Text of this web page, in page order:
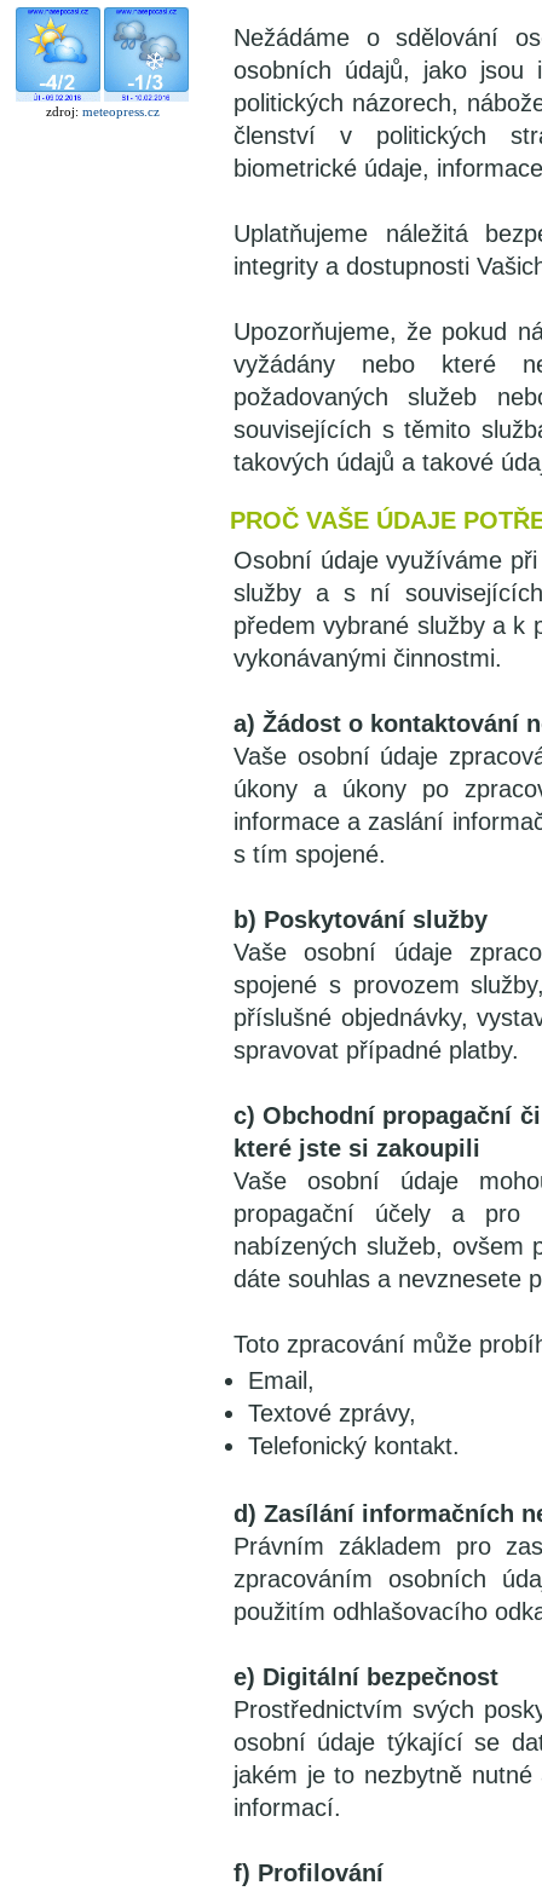
zdroj: meteopress.cz
Nežádáme o sdělování
osobních údajů, jako jsou
politických názorech,
členství v politických
biometrické údaje,
Uplatňujeme náležitá
integrity a dostupnosti
Upozorňujeme, že pokud
vyžádány nebo které
požadovaných služeb
souvisejících s těmito
takových údajů a takové
PROČ VAŠE ÚDAJE
Osobní údaje využíváme
služby a s ní
předem vybrané služby a k
vykonávanými činnostmi.
a) Žádost o kontaktování
Vaše osobní údaje
úkony a úkony po
informace a zaslání
s tím spojené.
b) Poskytování služby
Vaše osobní údaje
spojené s provozem
příslušné objednávky,
spravovat případné platby.
c) Obchodní propagační
které jste si zakoupili
Vaše osobní údaje
propagační účely a pro
nabízených služeb, ovšem
dáte souhlas a nevznesete
Toto zpracování může
Email,
Textové zprávy,
Telefonický kontakt.
d) Zasílání informačních
Právním základem pro
zpracováním osobních
použitím odhlašovacího
e) Digitální bezpečnost
Prostřednictvím svých
osobní údaje týkající se
jakém je to nezbytně
informací.
f) Profilování